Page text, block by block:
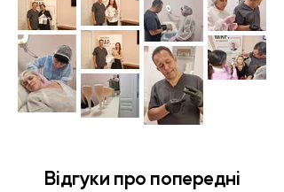
Відгуки про попередні